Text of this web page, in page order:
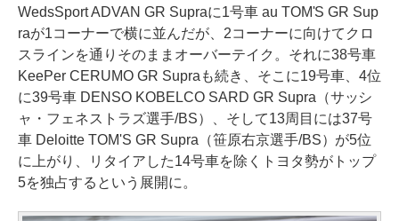
WedsSport ADVAN GR Supraに1号車 au TOM'S GR Sup
raが1コーナーで横に並んだが、2コーナーに向けてクロ
スラインを通りそのままオーバーテイク。それに38号車
KeePer CERUMO GR Supraも続き、そこに19号車、4位
に39号車 DENSO KOBELCO SARD GR Supra（サッシ
ャ・フェネストラズ選手/BS）、そして13周目には37号
車 Deloitte TOM'S GR Supra（笹原右京選手/BS）が5位
に上がり、リタイアした14号車を除くトヨタ勢がトップ
5を独占するという展開に。